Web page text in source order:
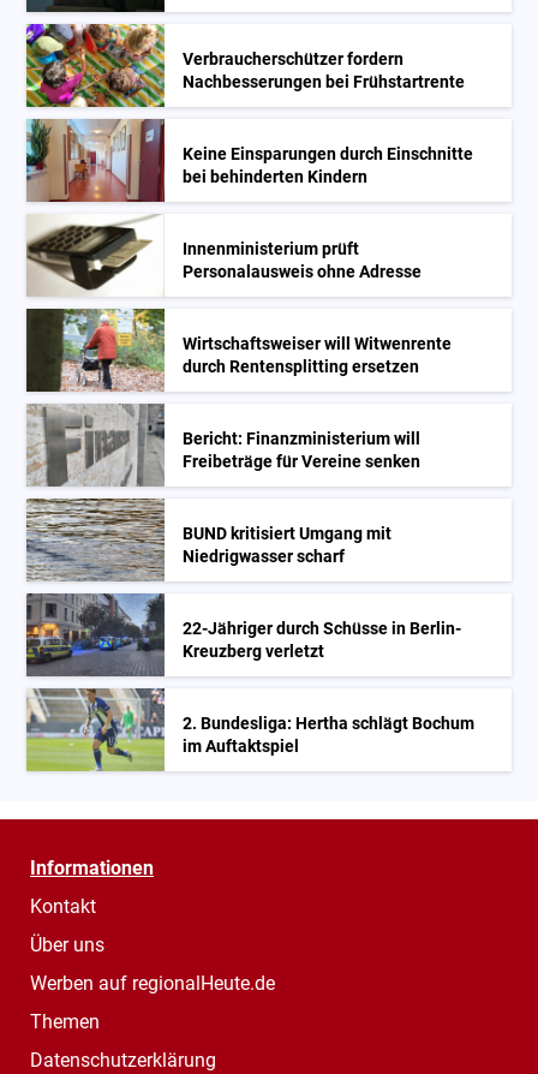
Verbraucherschützer fordern
Nachbesserungen bei Frühstartrente
Keine Einsparungen durch Einschnitte
bei behinderten Kindern
Innenministerium prüft
Personalausweis ohne Adresse
Wirtschaftsweiser will Witwenrente
durch Rentensplitting ersetzen
Bericht: Finanzministerium will
Freibeträge für Vereine senken
BUND kritisiert Umgang mit
Niedrigwasser scharf
22-Jähriger durch Schüsse in Berlin-
Kreuzberg verletzt
2. Bundesliga: Hertha schlägt Bochum
im Auftaktspiel
Informationen
Kontakt
Über uns
Werben auf regionalHeute.de
Themen
Datenschutzerklärung